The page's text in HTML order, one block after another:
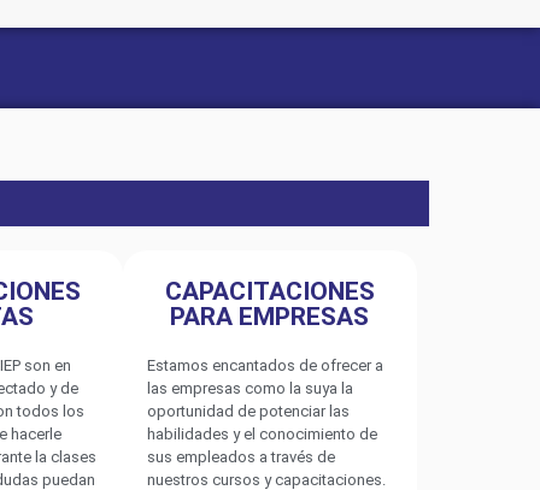
son en
y de
todos los
hacerle
la clases
puedan
CAPACITACIONES
PARA EMPRESAS
Estamos encantados de ofrecer a
las empresas como la suya la
oportunidad de potenciar las
habilidades y el conocimiento de
sus empleados a través de
nuestros cursos y capacitaciones.